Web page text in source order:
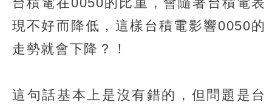
現不好而降低，這樣台積電影響0050的
走勢就會下降？！
這句話基本上是沒有錯的，但問題是台